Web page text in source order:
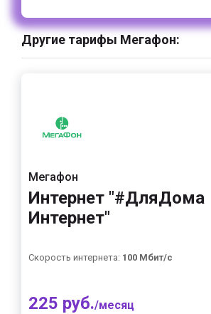
Другие тарифы Мегафон:
Мегафон
Интернет "#ДляДома
Интернет"
Скорость интернета: 100 Мбит/с
225 руб./месяц